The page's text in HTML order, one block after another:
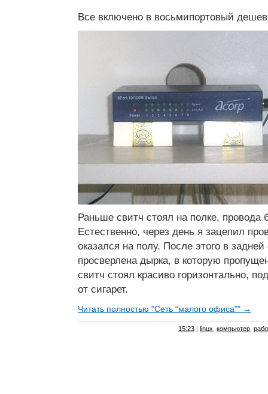
Все включено в восьмипортовый
Раньше свитч стоял на полке, провода
Естественно, через день я зацепил
оказался на полу. После этого в
просверлена дырка, в которую
свитч стоял красиво горизонтально,
от сигарет.
Читать полностью "Сеть “малого офиса”" →
15:23 | linux компьютер